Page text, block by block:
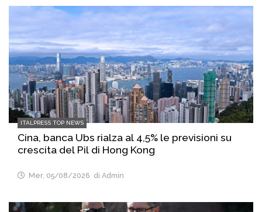
ITALPRESS TOP NEWS
Cina, banca Ubs rialza al 4,5% le previsioni su
crescita del Pil di Hong Kong
Mer, 05/08/2026 di Admin